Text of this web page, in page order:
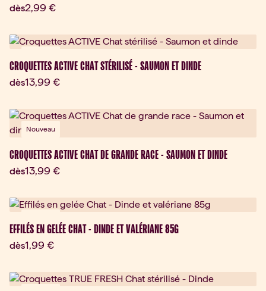
dèsPrix actuel:
2,99 €
CROQUETTES ACTIVE CHAT STÉRILISÉ - SAUMON ET DINDE
dèsPrix actuel:
13,99 €
Nouveau
CROQUETTES ACTIVE CHAT DE GRANDE RACE - SAUMON ET DINDE
dèsPrix actuel:
13,99 €
EFFILÉS EN GELÉE CHAT - DINDE ET VALÉRIANE 85G
dèsPrix actuel:
1,99 €